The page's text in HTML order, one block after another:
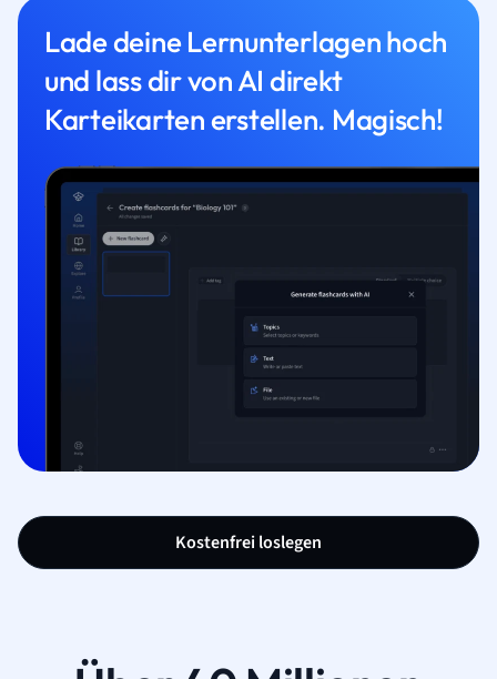
Lade deine Lernunterlagen hoch
und lass dir von AI direkt
Karteikarten erstellen. Magisch!
Kostenfrei loslegen